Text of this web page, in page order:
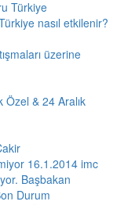
Türkiye
nasıl etkilenir?
üzerine
Özel & 24 Aralık
16.1.2014 imc
Başbakan
Durum